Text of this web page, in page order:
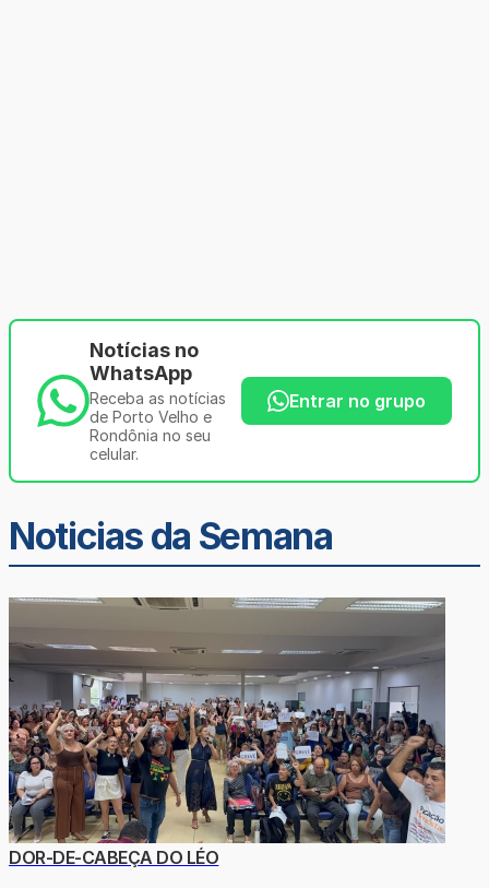
Notícias no
WhatsApp
Receba as notícias
de Porto Velho e
Rondônia no seu
celular.
Entrar no grupo
Noticias da Semana
DOR-DE-CABEÇA DO LÉO